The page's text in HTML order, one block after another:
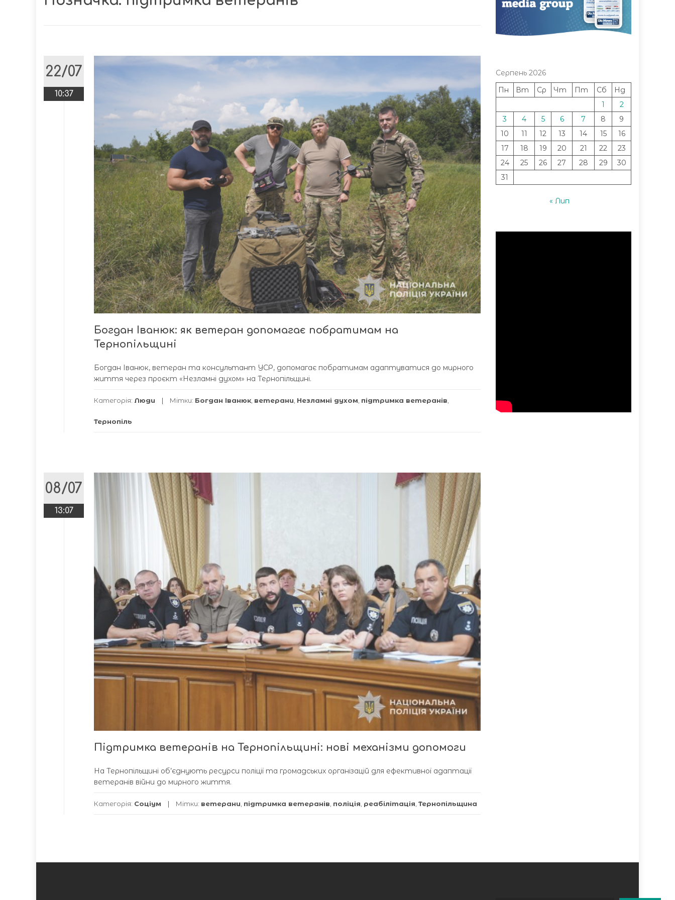
22/07
10:37
Богдан Іванюк: як ветеран допомагає побратимам на
Тернопільщині
Богдан Іванюк, ветеран та консультант УСР, допомагає побратимам адаптуватися до мирного
життя через проєкт «Незламні духом» на Тернопільщині.
Категорія: Люди Мітки: Богдан Іванюк, ветерани, Незламні духом, підтримка ветеранів,
Тернопіль
08/07
13:07
Підтримка ветеранів на Тернопільщині: нові механізми допомоги
На Тернопільщині об’єднують ресурси поліції та громадських організацій для ефективної адаптації
ветеранів війни до мирного життя.
Категорія: Соціум Мітки: ветерани підтримка ветеранів поліція реабілітація Тернопільщина
Серпень 2026
Пн
Вт Ср Чт Пт Сб
Нд
1
2
3
4 5 6 7 8
9
10
11 12 13 14 15
16
17
18 19 20 21 22
23
24
25 26 27 28 29
30
31
« Лип